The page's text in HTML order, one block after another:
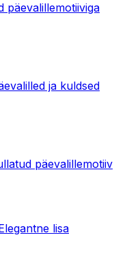
päevalillemotiiviga
ja kuldsed
päevalillemotiiv
lisa